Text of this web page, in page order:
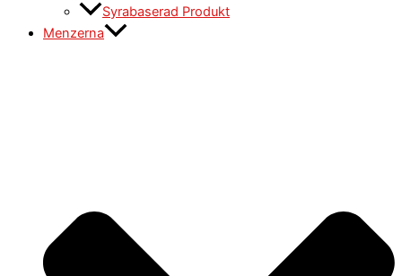
Syrabaserad Produkt
Menzerna